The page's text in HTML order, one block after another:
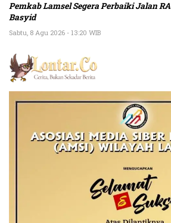
Pemkab Lamsel Segera Perbaiki Jalan RA
Basyid
Sabtu, 8 Agu 2026 - 13:20 WIB